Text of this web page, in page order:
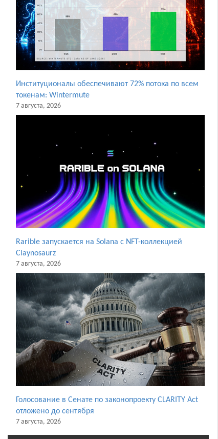
Институционалы обеспечивают 72% потока по всем
токенам: Wintermute
7 августа, 2026
Rarible запускается на Solana с NFT-коллекцией
Claynosaurz
7 августа, 2026
Голосование в Сенате по законопроекту CLARITY Act
отложено до сентября
7 августа, 2026